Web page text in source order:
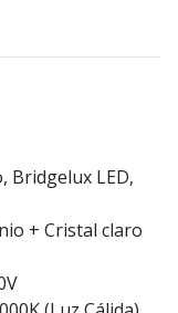
Bridgelux LED,
+ Cristal claro